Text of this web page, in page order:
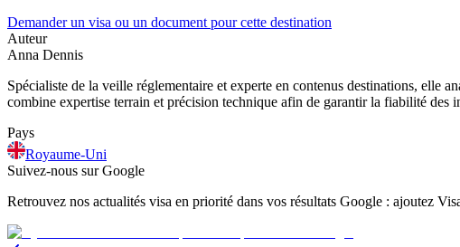
Demander un visa ou un document pour cette destination
Auteur
Anna Dennis
Spécialiste de la veille réglementaire et experte en contenus destinations, elle
combine expertise terrain et précision technique afin de garantir la fiabilité des
Pays
Royaume-Uni
Suivez-nous sur Google
Retrouvez nos actualités visa en priorité dans vos résultats Google : ajoutez